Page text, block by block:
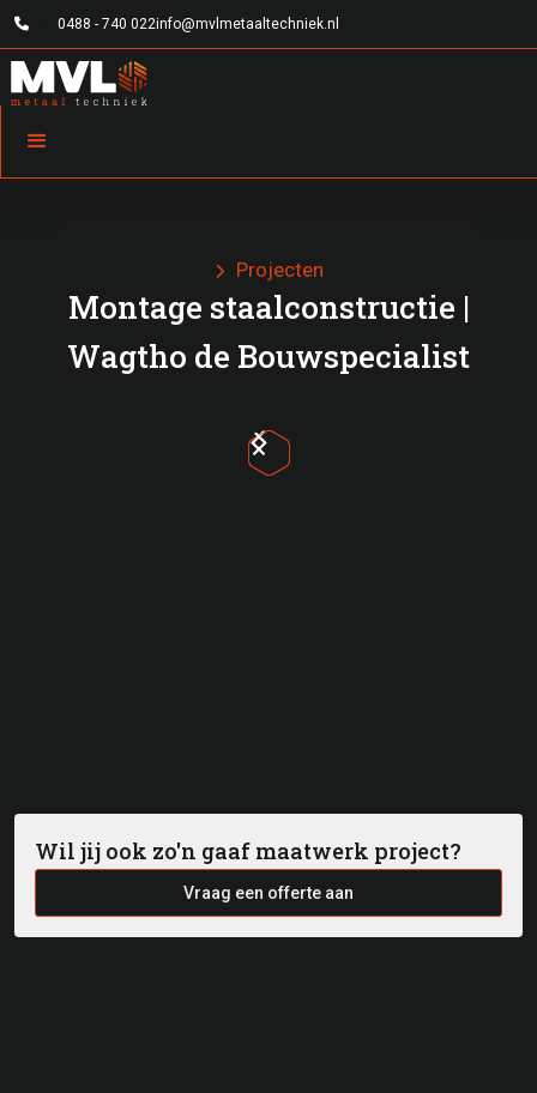
 0488 - 740 022info@mvlmetaaltechniek.nl
 Projecten
Montage staalconstructie |
Wagtho de Bouwspecialist
Wil jij ook zo'n gaaf maatwerk project?
Vraag een offerte aan